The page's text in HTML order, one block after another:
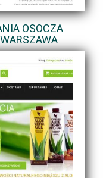
OSOCZA